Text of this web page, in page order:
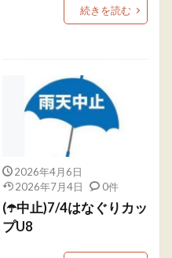
続きを読む
2026年4月6日
2026年7月4日
0件
(☂️中止)7/4はなぐりカッ
プU8